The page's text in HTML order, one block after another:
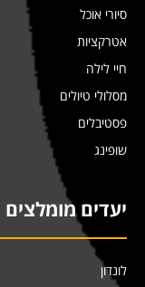
סיורי אוכל
אטרקציות
חיי לילה
מסלולי טיולים
פסטיבלים
שופינג
יעדים מומלצים
לונדון